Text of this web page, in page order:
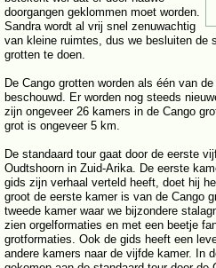
doorgangen geklommen moet worden.
Sandra wordt al vrij snel zenuwachtig
van kleine ruimtes, dus we besluiten de
grotten te doen.
De Cango grotten worden als één van
beschouwd. Er worden nog steeds
zijn ongeveer 26 kamers in de Cango
grot is ongeveer 5 km.
De standaard tour gaat door de eerste
Oudtshoorn in Zuid-Arika. De eerste
gids zijn verhaal verteld heeft, doet hij
groot de eerste kamer is van de Cango
tweede kamer waar we bijzondere
zien orgelformaties en met een beetje
grotformaties. Ook de gids heeft een
andere kamers naar de vijfde kamer. In